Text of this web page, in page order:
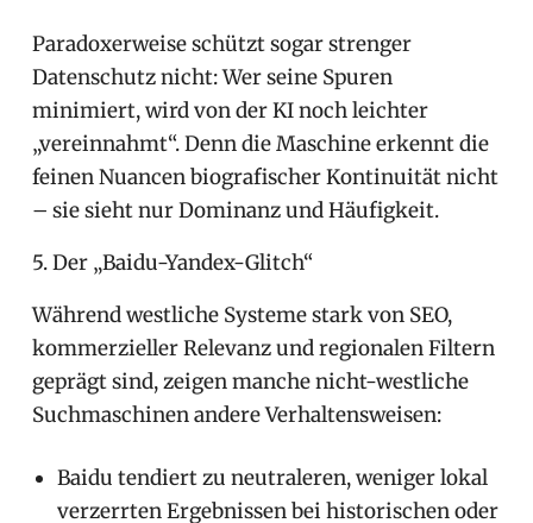
Paradoxerweise schützt sogar strenger
Datenschutz nicht: Wer seine Spuren
minimiert, wird von der KI noch leichter
„vereinnahmt“. Denn die Maschine erkennt die
feinen Nuancen biografischer Kontinuität nicht
– sie sieht nur Dominanz und Häufigkeit.
5. Der „Baidu-Yandex-Glitch“
Während westliche Systeme stark von SEO,
kommerzieller Relevanz und regionalen Filtern
geprägt sind, zeigen manche nicht-westliche
Suchmaschinen andere Verhaltensweisen:
Baidu tendiert zu neutraleren, weniger lokal
verzerrten Ergebnissen bei historischen oder